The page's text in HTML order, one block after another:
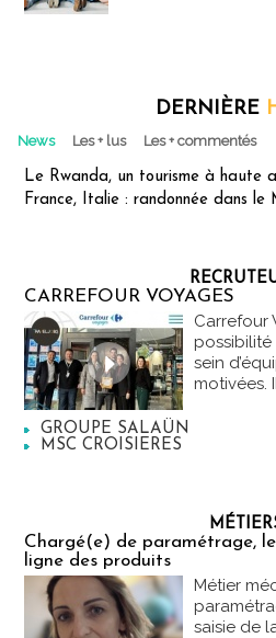
DERNIÈRE
News Les + lus Les + commentés
Le Rwanda, un tourisme à haute
France, Italie : randonnée dans
CARREFOUR VOYAGES
Carrefour
sein
motivées.
GROUPE SALAÜN
MSC CROISIERES
Chargé(e) de paramétrage,
ligne des produits
Métier
saisie de